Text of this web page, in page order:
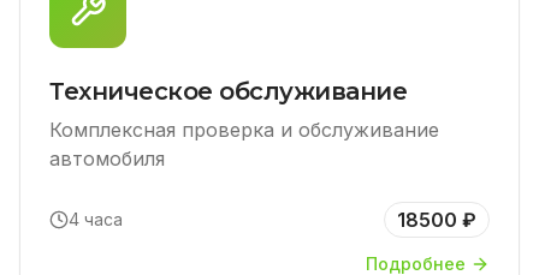
Техническое обслуживание
Комплексная проверка и обслуживание
автомобиля
4 часа 18500 ₽
Подробнее